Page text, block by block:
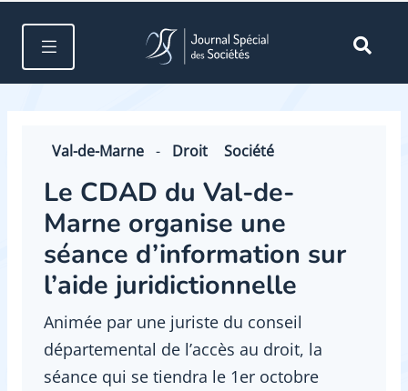
Val-de-Marne - Droit Société
Le CDAD du Val-de-
Marne organise une
séance d’information sur
l’aide juridictionnelle
Animée par une juriste du conseil
départemental de l’accès au droit, la
séance qui se tiendra le 1er octobre